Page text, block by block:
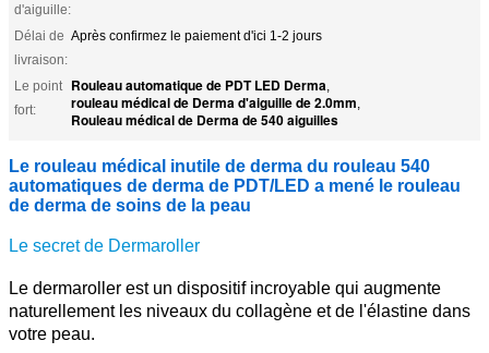
d'aiguille:
Délai de
livraison:
Après confirmez le paiement d'ici 1-2 jours
Le point
fort:
Rouleau automatique de PDT LED Derma,
rouleau médical de Derma d'aiguille de 2.0mm,
Rouleau médical de Derma de 540 aiguilles
Le rouleau médical inutile de derma du rouleau 540
automatiques de derma de PDT/LED a mené le rouleau
de derma de soins de la peau
Le secret de Dermaroller
Le dermaroller est un dispositif incroyable qui augmente
naturellement les niveaux du collagène et de l'élastine dans
votre peau.